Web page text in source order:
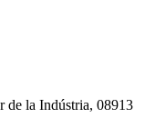
la Indústria, 08913